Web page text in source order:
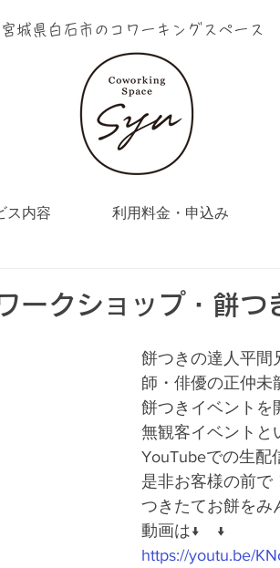
宮城県白石市のコワーキングスペース
ス内容 利用料金・申込み
クショップ・餅つ
餅つきの達人平間
師・俳優の正仲未
餅つきイベントを
無観客イベントと
YouTubeでの生配
是非お客様の前で
つきたてお餅をみ
動画は↓　↓
https://youtu.be/